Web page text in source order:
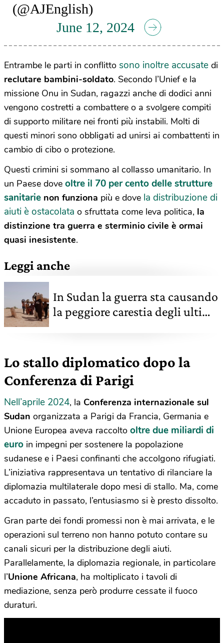
(@AJEnglish)
June 12, 2024
Entrambe le parti in conflitto sono inoltre accusate di
reclutare bambini-soldato. Secondo l’Unief e la
missione Onu in Sudan, ragazzi anche di dodici anni
vengono costretti a combattere o a svolgere compiti
di supporto militare nei fronti più instabili. Molti di
questi minori sono obbligati ad unirsi ai combattenti in
cambio di cibo o protezione.
Questi crimini si sommano al collasso umanitario. In
un Paese dove oltre il 70 per cento delle strutture
sanitarie non funziona più e dove la distribuzione di
aiuti è ostacolata o sfruttata come leva politica, la
distinzione tra guerra e sterminio civile è ormai
quasi inesistente.
Leggi anche
In Sudan la guerra sta causando
la peggiore carestia degli ultimi
Lo stallo diplomatico dopo la
Conferenza di Parigi
Nell’aprile 2024, la Conferenza internazionale sul
Sudan organizzata a Parigi da Francia, Germania e
Unione Europea aveva raccolto oltre due miliardi di
euro in impegni per sostenere la popolazione
sudanese e i Paesi confinanti che accolgono rifugiati.
L’iniziativa rappresentava un tentativo di rilanciare la
diplomazia multilaterale dopo mesi di stallo. Ma, come
accaduto in passato, l’entusiasmo si è presto dissolto.
Gran parte dei fondi promessi non è mai arrivata, e le
operazioni sul terreno non hanno potuto contare su
canali sicuri per la distribuzione degli aiuti.
Parallelamente, la diplomazia regionale, in particolare
l’Unione Africana, ha moltiplicato i tavoli di
mediazione, senza però produrre cessate il fuoco
duraturi.